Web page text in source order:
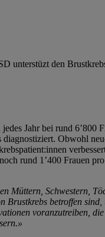
Jahr bei rund 6’800
diagnostiziert. Obwohl
rund 1’400 Frauen
Müttern, Schwestern,
Brustkrebs betroffen sind,
voranzutreiben,